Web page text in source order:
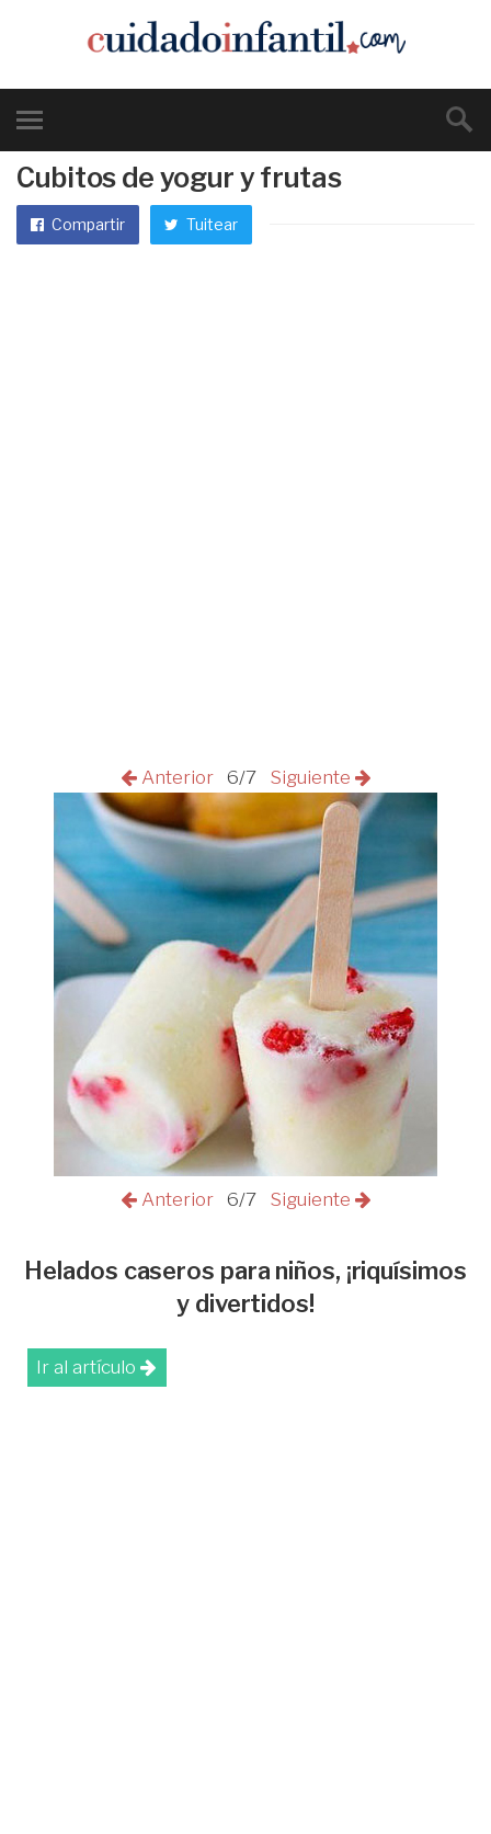
Cubitos de yogur y frutas
Compartir Tuitear
Anterior 6/7 Siguiente
Anterior 6/7 Siguiente
Helados caseros para niños, ¡riquísimos
y divertidos!
Ir al artículo